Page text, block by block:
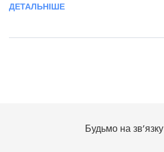
ДЕТАЛЬНІШЕ
Будьмо на зв’язку